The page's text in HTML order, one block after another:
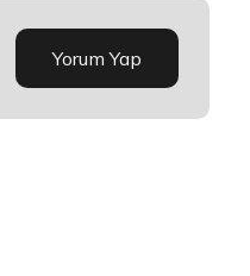
Yorum Yap